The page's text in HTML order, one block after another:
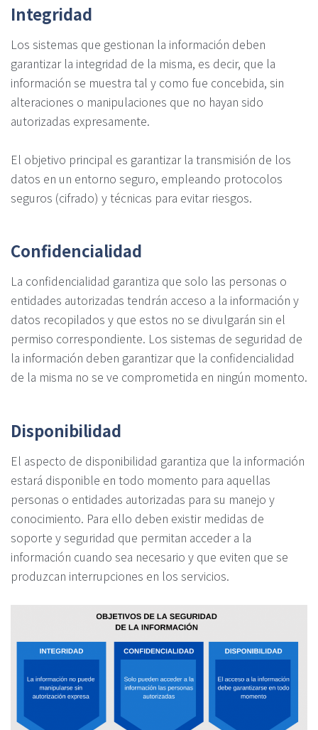
Integridad
Los sistemas que gestionan la información deben
garantizar la integridad de la misma, es decir, que la
información se muestra tal y como fue concebida, sin
alteraciones o manipulaciones que no hayan sido
autorizadas expresamente.
El objetivo principal es garantizar la transmisión de los
datos en un entorno seguro, empleando protocolos
seguros (cifrado) y técnicas para evitar riesgos.
Confidencialidad
La confidencialidad garantiza que solo las personas o
entidades autorizadas tendrán acceso a la información y
datos recopilados y que estos no se divulgarán sin el
permiso correspondiente. Los sistemas de seguridad de
la información deben garantizar que la confidencialidad
de la misma no se ve comprometida en ningún momento.
Disponibilidad
El aspecto de disponibilidad garantiza que la información
estará disponible en todo momento para aquellas
personas o entidades autorizadas para su manejo y
conocimiento. Para ello deben existir medidas de
soporte y seguridad que permitan acceder a la
información cuando sea necesario y que eviten que se
produzcan interrupciones en los servicios.